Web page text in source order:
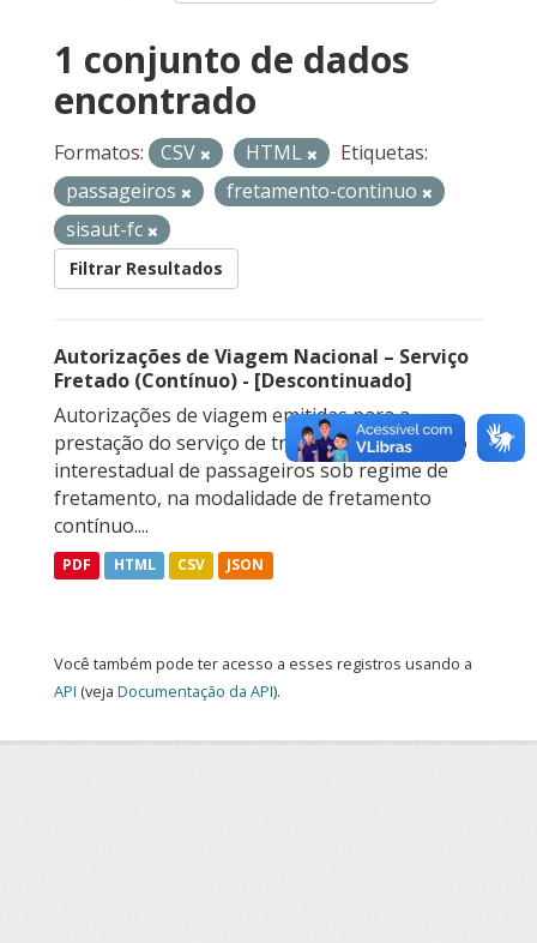
1 conjunto de dados
encontrado
Formatos: CSV HTML
Etiquetas:
passageiros
fretamento-continuo
sisaut-fc
Filtrar Resultados
Autorizações de Viagem Nacional – Serviço
Fretado (Contínuo) - [Descontinuado]
Autorizações de viagem emitidas para a
prestação do serviço de transporte rodoviário
interestadual de passageiros sob regime de
fretamento, na modalidade de fretamento
contínuo....
PDF HTML CSV JSON
Você também pode ter acesso a esses registros usando a
API (veja Documentação da API).